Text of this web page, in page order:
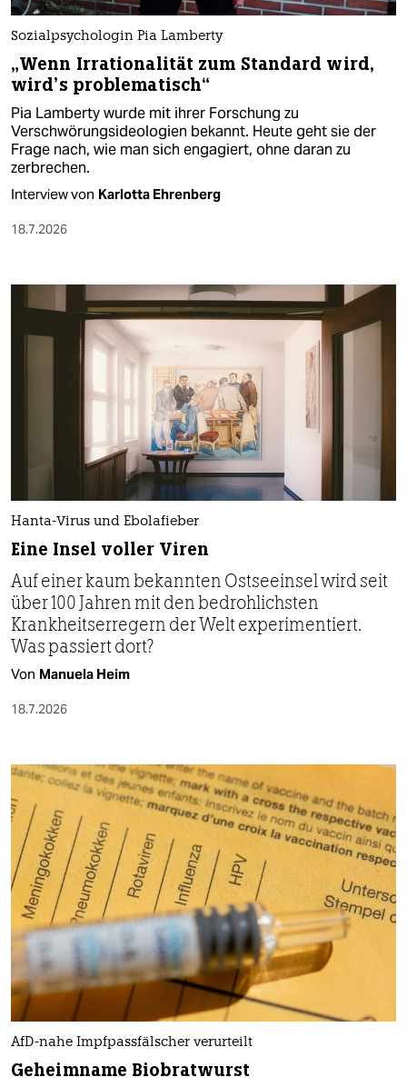
Sozialpsychologin Pia Lamberty
„Wenn Irrationalität zum Standard wird,
wird’s problematisch“
Pia Lamberty wurde mit ihrer Forschung zu
Verschwörungsideologien bekannt. Heute geht sie der
Frage nach, wie man sich engagiert, ohne daran zu
zerbrechen.
Interview von Karlotta Ehrenberg
18.7.2026
Hanta-Virus und Ebolafieber
Eine Insel voller Viren
Auf einer kaum bekannten Ostseeinsel wird seit
über 100 Jahren mit den bedrohlichsten
Krankheitserregern der Welt experimentiert.
Was passiert dort?
Von Manuela Heim
18.7.2026
AfD-nahe Impfpassfälscher verurteilt
Geheimname Biobratwurst